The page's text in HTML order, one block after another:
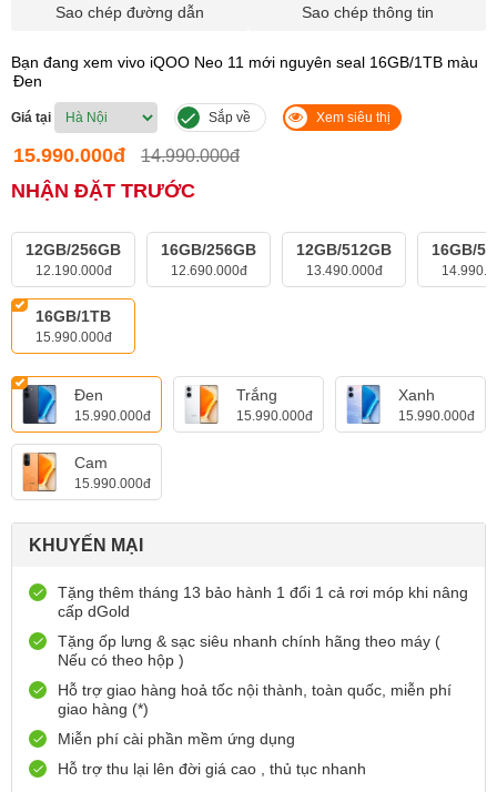
Sao chép đường dẫn Sao chép thông tin
Bạn đang xem vivo iQOO Neo 11 mới nguyên seal 16GB/1TB màu
Đen
Giá tại Sắp về Xem siêu thị
15.990.000đ 14.990.000đ
NHẬN ĐẶT TRƯỚC
12GB/256GB
12.190.000đ
16GB/256GB
12.690.000đ
12GB/512GB
13.490.000đ
16GB/
16GB/1TB
15.990.000đ
Đen
15.990.000đ
Trắng
15.990.000đ
Xanh
15.990.000đ
Cam
15.990.000đ
KHUYẾN MẠI
Tặng thêm tháng 13 bảo hành 1 đổi 1 cả rơi móp khi nâng
cấp dGold
Tặng ốp lưng & sạc siêu nhanh chính hãng theo máy (
Nếu có theo hộp )
Hỗ trợ giao hàng hoả tốc nội thành, toàn quốc, miễn phí
giao hàng (*)
Miễn phí cài phần mềm ứng dụng
Hỗ trợ thu lại lên đời giá cao , thủ tục nhanh